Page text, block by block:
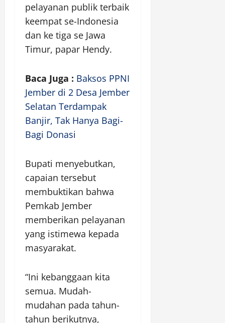
pelayanan publik terbaik
keempat se-Indonesia
dan ke tiga se Jawa
Timur, papar Hendy.
Baca Juga : Baksos PPNI
Jember di 2 Desa Jember
Selatan Terdampak
Banjir, Tak Hanya Bagi-
Bagi Donasi
Bupati menyebutkan,
capaian tersebut
membuktikan bahwa
Pemkab Jember
memberikan pelayanan
yang istimewa kepada
masyarakat.
“Ini kebanggaan kita
semua. Mudah-
mudahan pada tahun-
tahun berikutnya,